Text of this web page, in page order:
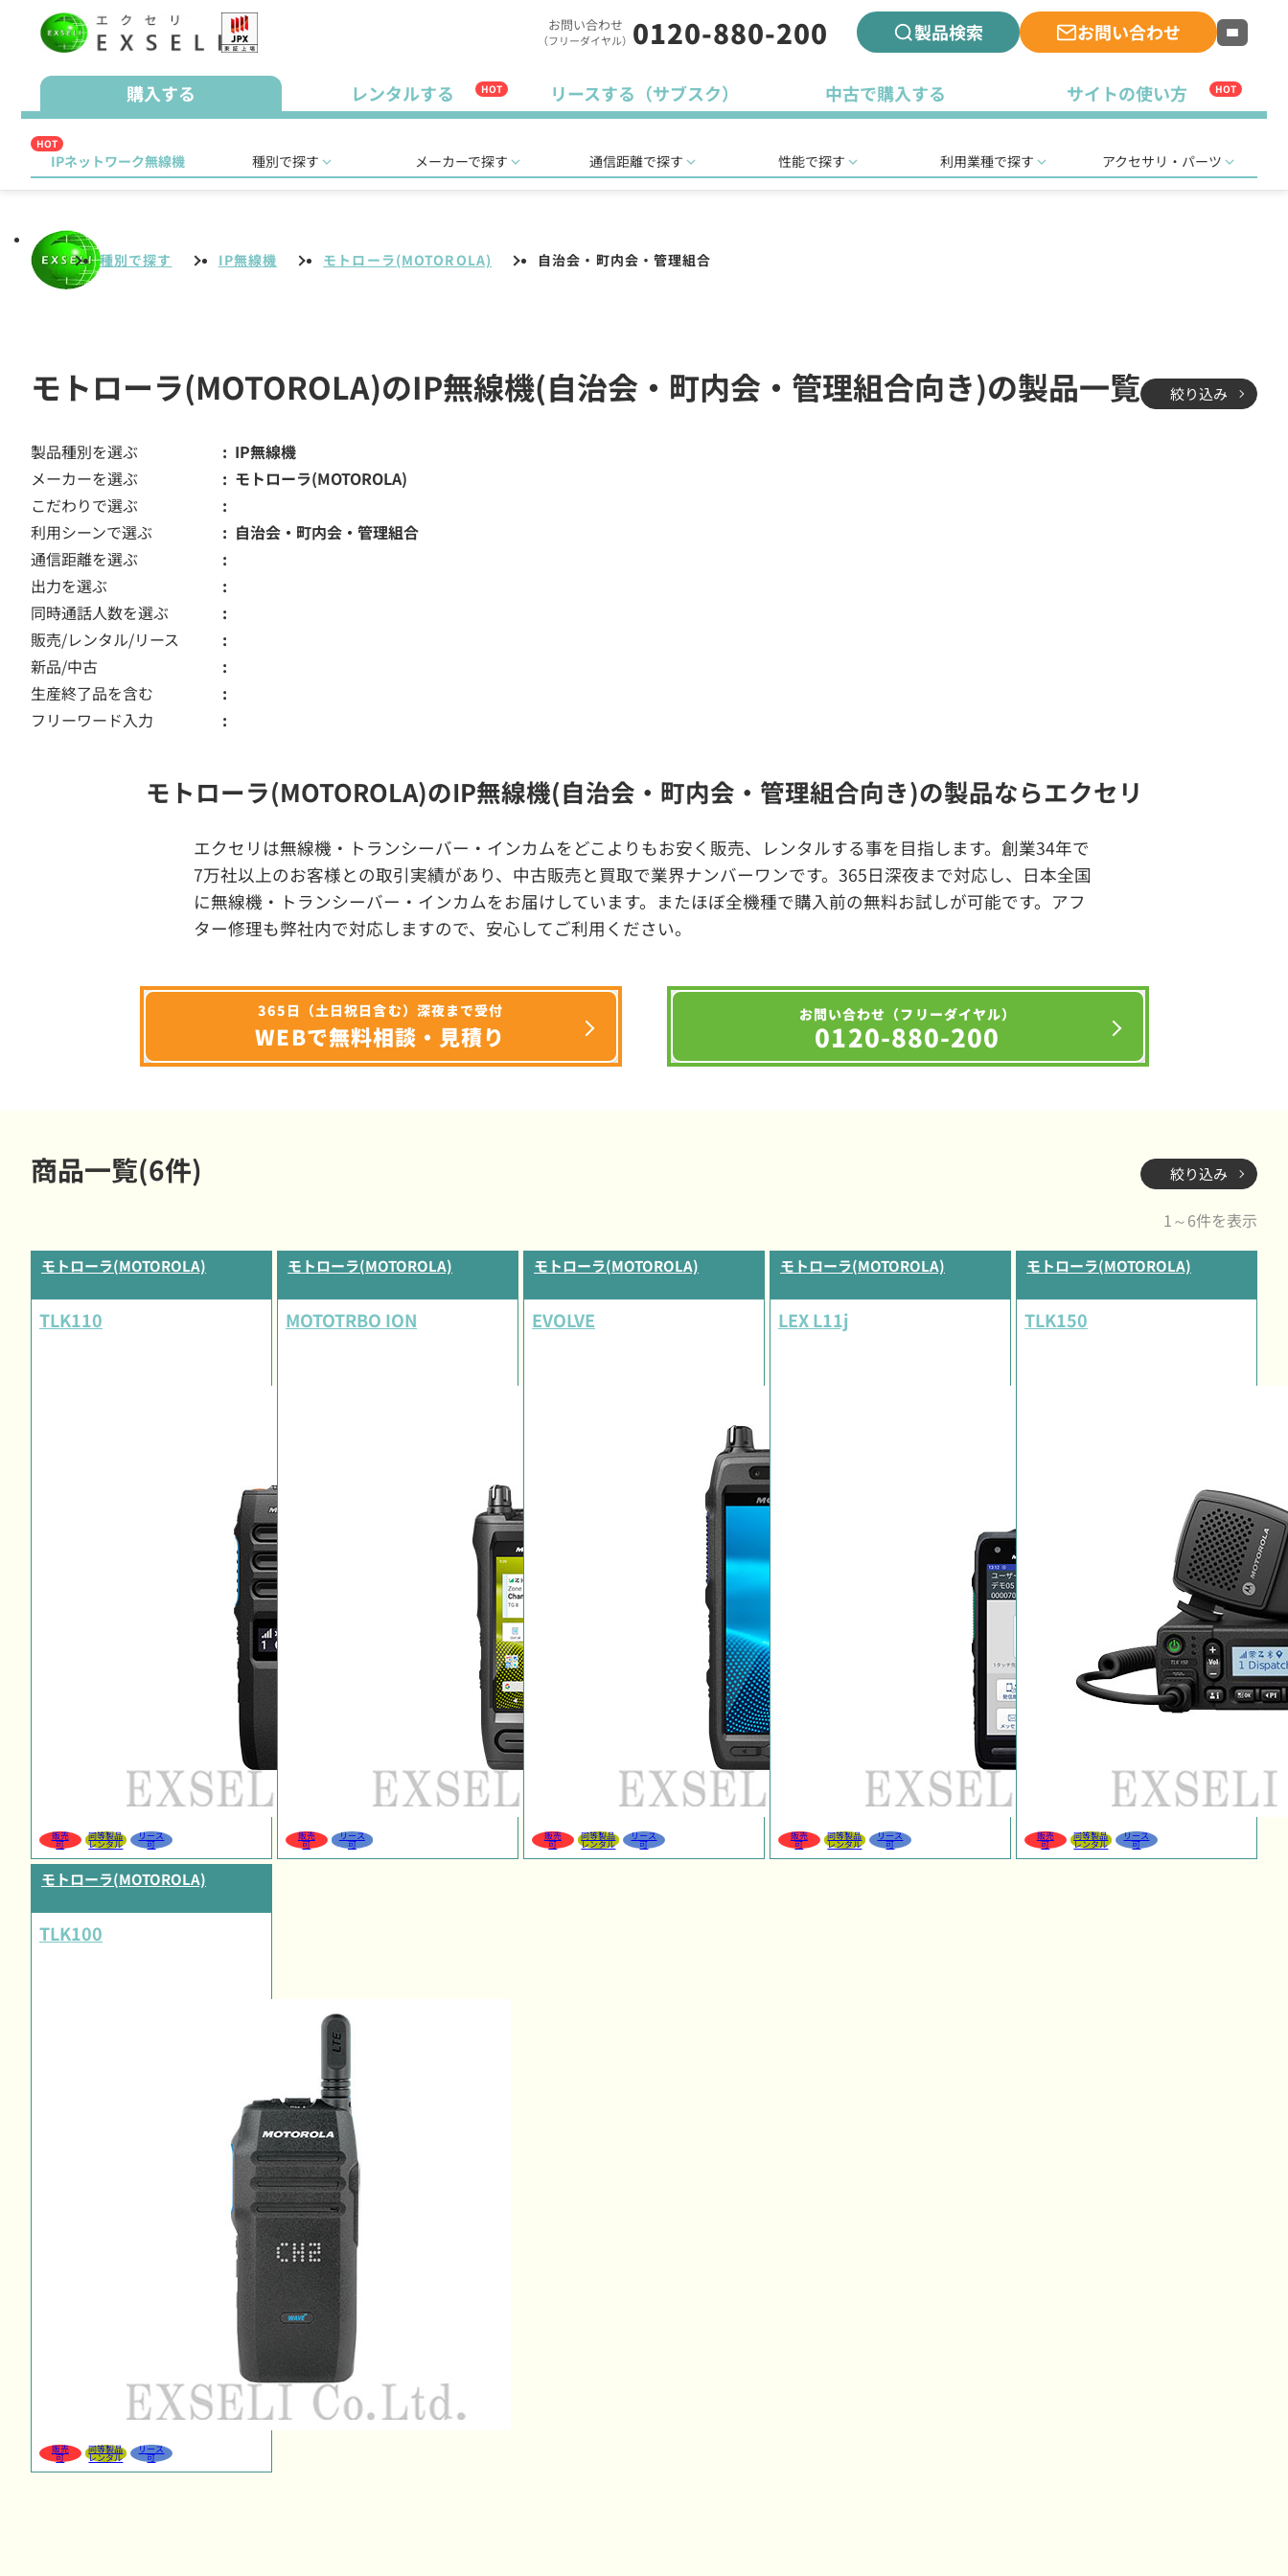
お問い合わせ
（フリーダイヤル） 0120-880-200 製品検索 お問い合わせ
購入する レンタルする HOT リースする（サブスク） 中古で購入する サイトの使い方 HOT
HOT
IPネットワーク無線機 種別で探す メーカーで探す 通信距離で探す 性能で探す 利用業種で探す アクセサリ・パーツ
種別で探す IP無線機 モトローラ(MOTOROLA) 自治会・町内会・管理組合
モトローラ(MOTOROLA)のIP無線機(自治会・町内会・管理組合向き)の製品一覧 絞り込み
製品種別を選ぶ
IP無線機
メーカーを選ぶ
モトローラ(MOTOROLA)
こだわりで選ぶ
利用シーンで選ぶ
自治会・町内会・管理組合
通信距離を選ぶ
出力を選ぶ
同時通話人数を選ぶ
販売/レンタル/リース
新品/中古
生産終了品を含む
フリーワード入力
モトローラ(MOTOROLA)のIP無線機(自治会・町内会・管理組合向き)の製品ならエクセリ
エクセリは無線機・トランシーバー・インカムをどこよりもお安く販売、レンタルする事を目指します。創業34年で
7万社以上のお客様との取引実績があり、中古販売と買取で業界ナンバーワンです。365日深夜まで対応し、日本全国
に無線機・トランシーバー・インカムをお届けしています。またほぼ全機種で購入前の無料お試しが可能です。アフ
ター修理も弊社内で対応しますので、安心してご利用ください。
365日（土日祝日含む）深夜まで受付
WEBで無料相談・見積り
お問い合わせ（フリーダイヤル）
0120-880-200
商品一覧(6件) 絞り込み
1～6件を表示
モトローラ(MOTOROLA)
TLK110
販売
可
同等製品
レンタル
リース
可
モトローラ(MOTOROLA)
MOTOTRBO ION
販売
可
リース
可
モトローラ(MOTOROLA)
EVOLVE
販売
可
同等製品
レンタル
リース
可
モトローラ(MOTOROLA)
LEX L11j
販売
可
同等製品
レンタル
リース
可
モトローラ(MOTOROLA)
TLK150
販売
可
同等製品
レンタル
リース
可
モトローラ(MOTOROLA)
TLK100
販売
可
同等製品
レンタル
リース
可